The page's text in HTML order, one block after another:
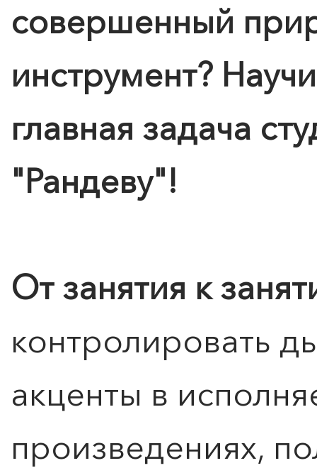
совершенный
инструмент?
главная задача
"Рандеву"!
От занятия к
контролировать
акценты в
произведениях,